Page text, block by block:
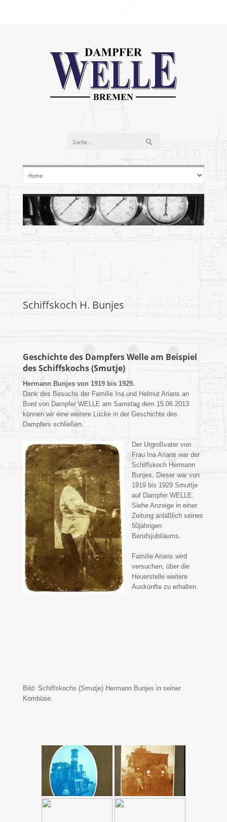
Schiffskoch H. Bunjes
Geschichte des Dampfers Welle am Beispiel
des Schiffskochs (Smutje)
Hermann Bunjes von 1919 bis 1929.
Dank des Besuchs der Familie Ina und Helmut Arians an
Bord von Dampfer WELLE am Samstag dem 15.06.2013
können wir eine weitere Lücke in der Geschichte des
Dampfers schließen.
Der Urgroßvater von
Frau Ina Arians war der
Schiffskoch Hermann
Bunjes. Dieser war von
1919 bis 1929 Smuttje
auf Dampfer WELLE.
Siehe Anzeige in einer
Zeitung anläßlich seines
50jährigen
Berufsjubiläums.
Familie Arians wird
versuchen, über die
Heuerstelle weitere
Auskünfte zu erhalten.
Bild: Schiffskochs (Smutje) Hermann Bunjes in seiner
Kombüse.